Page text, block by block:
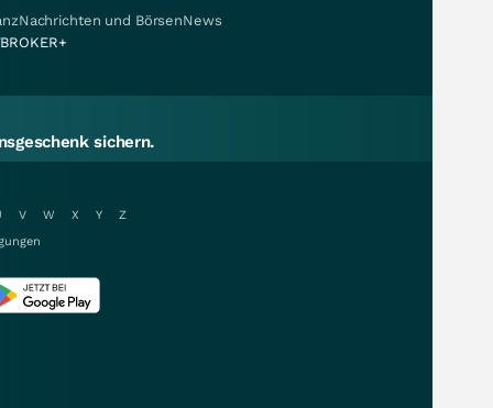
und BörsenNews
sichern.
V W X Y
Z